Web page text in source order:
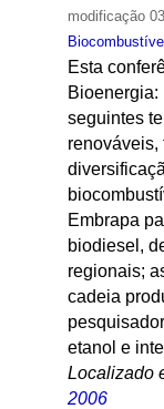
modificação
Esta
seguintes
renováveis,
Embrapa
biodiesel,
regionais;
cadeia
etanol e
Localizado
2006